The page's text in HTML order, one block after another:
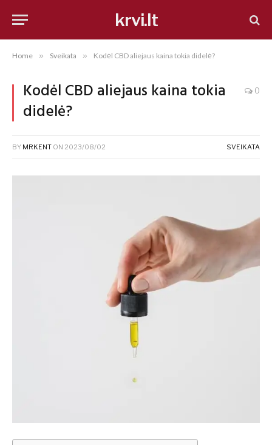
krvi.lt
Home » Sveikata » Kodėl CBD aliejaus kaina tokia didelė?
Kodėl CBD aliejaus kaina tokia
didelė?
0
BY MRKENT ON 2023/08/02 SVEIKATA